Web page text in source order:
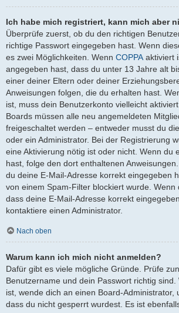
Ich habe mich registriert, kann mich aber
Überprüfe zuerst, ob du den richtigen
richtige Passwort eingegeben hast. Wenn
es zwei Möglichkeiten. Wenn COPPA aktiviert
angegeben hast, dass du unter 13 Jahre alt
einer deiner Eltern oder deiner
Anweisungen folgen, die du erhalten hast.
ist, muss dein Benutzerkonto vielleicht
Boards müssen alle neu angemeldeten
freigeschaltet werden – entweder musst du
oder ein Administrator. Bei der Registrierung
eine Aktivierung nötig ist oder nicht. Wenn du
hast, folge den dort enthaltenen
du deine E-Mail-Adresse korrekt eingegeben
von einem Spam-Filter blockiert wurde. Wenn
dass deine E-Mail-Adresse korrekt
kontaktiere einen Administrator.
Nach oben
Warum kann ich mich nicht anmelden?
Dafür gibt es viele mögliche Gründe. Prüfe
Benutzername und dein Passwort richtig
ist, wende dich an einen Board-Administrator,
dass du nicht gesperrt wurdest. Es ist